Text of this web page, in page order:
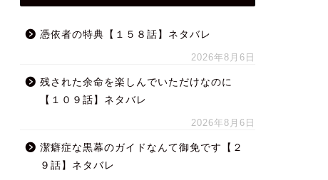
憑依者の特典【１５８話】ネタバレ
2026年8月6日
残された余命を楽しんでいただけなのに
【１０９話】ネタバレ
2026年8月6日
潔癖症な黒幕のガイドなんて御免です【２
９話】ネタバレ